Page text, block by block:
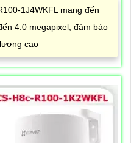
1J4WKFL mang đến
4.0 megapixel, đảm bảo
cao